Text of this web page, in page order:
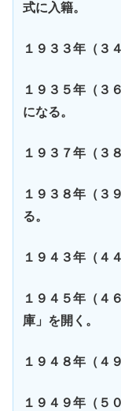
式に入籍。
１９３３年（３
１９３５年（３
になる。
１９３７年（３
１９３８年（３
る。
１９４３年（４
１９４５年（４
庫」を開く。
１９４８年（４
１９４９年（５